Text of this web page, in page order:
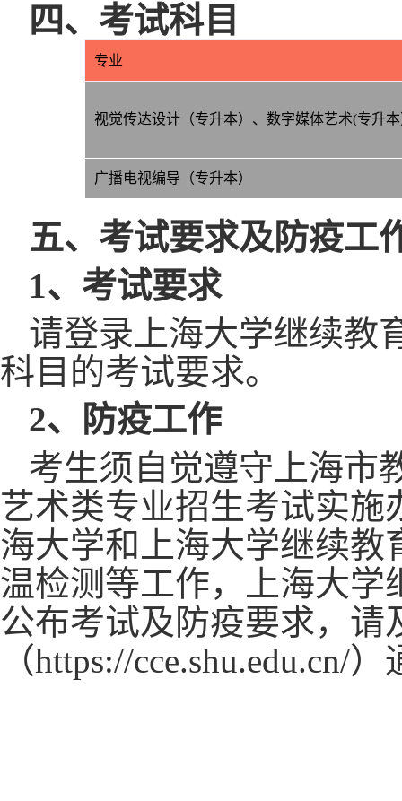
四、考试科目
专业
视觉传达设计（专升本）、数字媒体艺术(专升
广播电视编导（专升本）
五、考试要求及防疫工
1、考试要求
请登录上海大学继续教
科目的考试要求。
2、防疫工作
考生须自觉遵守上海市
艺术类专业招生考试实施
海大学和上海大学继续教
温检测等工作，上海大学
公布考试及防疫要求，
（https://cce.shu.edu.cn/）